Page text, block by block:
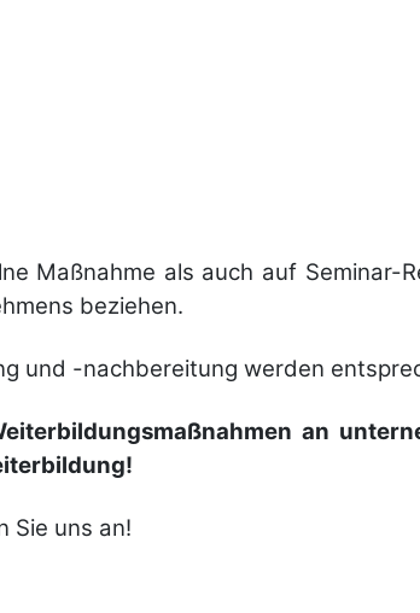
Maß­nahme als auch auf
be­ziehen.
und -nach­berei­tung werden
an
Sie uns an!